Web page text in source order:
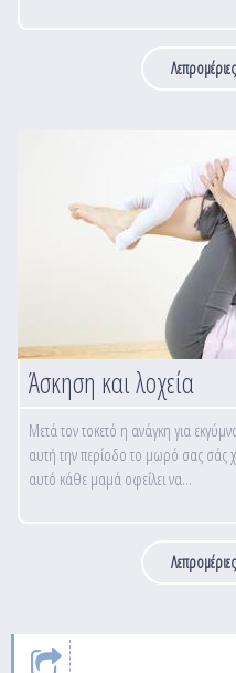
Άσκηση και λοχεία
Μετά τον τοκετό η ανάγκη για
αυτή την περίοδο το μωρό σας σάς
αυτό κάθε μαμά οφείλει να...